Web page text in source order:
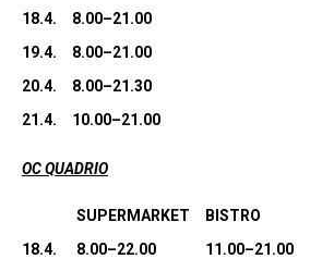
18.4.
8.00–21.00
19.4.
8.00–21.00
20.4.
8.00–21.30
21.4.
10.00–21.00
OC QUADRIO
SUPERMARKET
BISTRO
18.4.
8.00–22.00
11.00–21.00